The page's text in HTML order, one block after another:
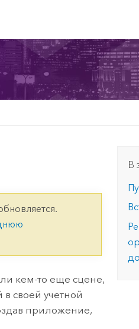
кем-то еще сцене,
своей учетной
приложение,
В